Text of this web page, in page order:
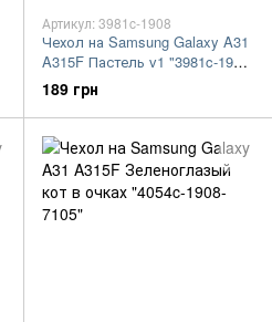
Артикул: 3981c-1908
Чехол на Samsung Galaxy A31
A315F Пастель v1 "3981c-1908-
7105"
189 грн